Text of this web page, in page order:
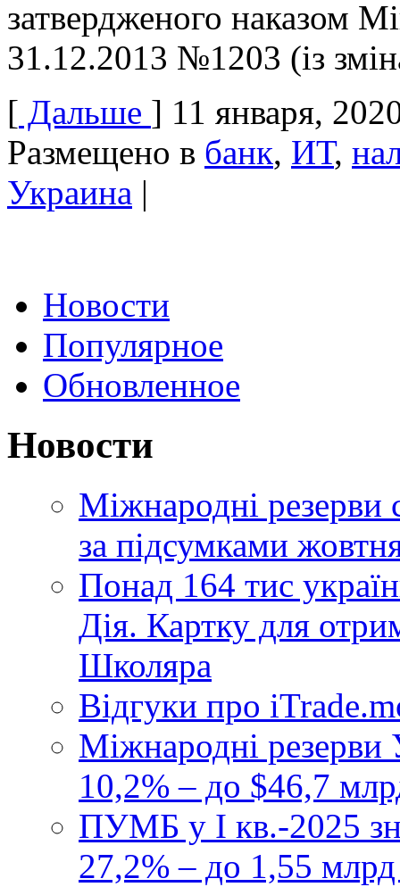
затвердженого наказом
31.12.2013 №1203 (із
[ Дальше ] 11 января,
Размещено в банк, ИТ,
Украина |
Новости
Популярное
Обновленное
Новости
Міжнародні
за підсумками
Понад 164 тис
Дія. Картку для
Школяра
Відгуки про
Міжнародні резерви
10,2% – до $46,7
ПУМБ у I кв.-2025
27,2% – до 1,55